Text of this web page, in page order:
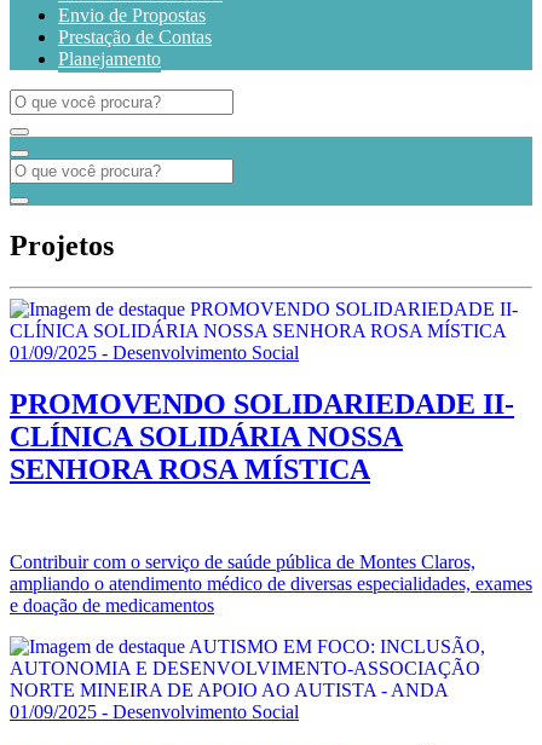
Envio de Propostas
Prestação de Contas
Planejamento
Projetos
01/09/2025 - Desenvolvimento Social
PROMOVENDO SOLIDARIEDADE II-
CLÍNICA SOLIDÁRIA NOSSA
SENHORA ROSA MÍSTICA
Contribuir com o serviço de saúde pública de Montes Claros,
ampliando o atendimento médico de diversas especialidades, exames
e doação de medicamentos
01/09/2025 - Desenvolvimento Social